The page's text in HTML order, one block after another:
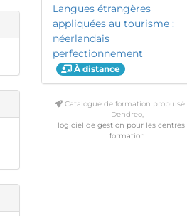
Langues étrangères
appliquées au tourisme :
néerlandais
perfectionnement
À distance
Catalogue de formation propulsé
Dendreo,
logiciel de gestion pour les centres
formation